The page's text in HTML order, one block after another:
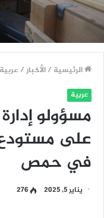
الرئيسية /الأخبار/عربية
عربية
مسؤولو
على مستودع
في حمص
يناير 5, 2025 276